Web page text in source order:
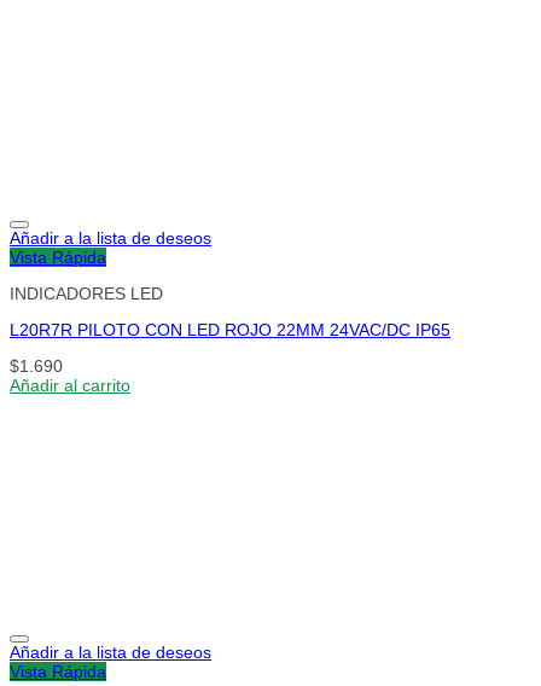
Añadir a la lista de deseos
Vista Rápida
INDICADORES LED
L20R7R PILOTO CON LED ROJO 22MM 24VAC/DC IP65
$1.690
Añadir al carrito
Añadir a la lista de deseos
Vista Rápida